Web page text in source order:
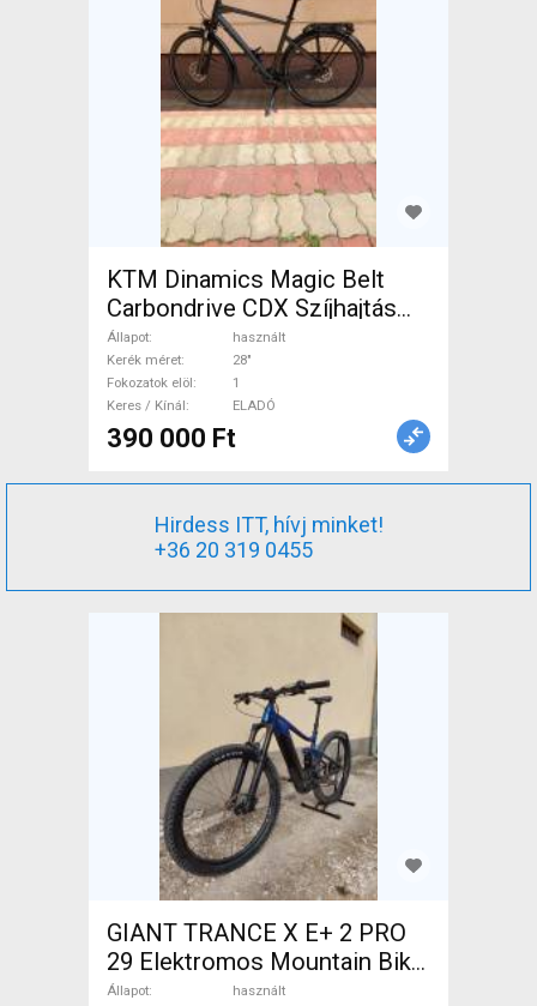
KTM Dinamics Magic Belt
Carbondrive CDX Szíjhajtás
Trekking/cross tárcsafék
használt ELADÓ
Állapot
használt
Kerék méret
28"
Fokozatok elöl
1
Keres / Kínál
ELADÓ
390 000 Ft
Hirdess ITT, hívj minket!
+36 20 319 0455
GIANT TRANCE X E+ 2 PRO
29 Elektromos Mountain Bike
29" össztelós / fully Yamaha
Állapot
használt